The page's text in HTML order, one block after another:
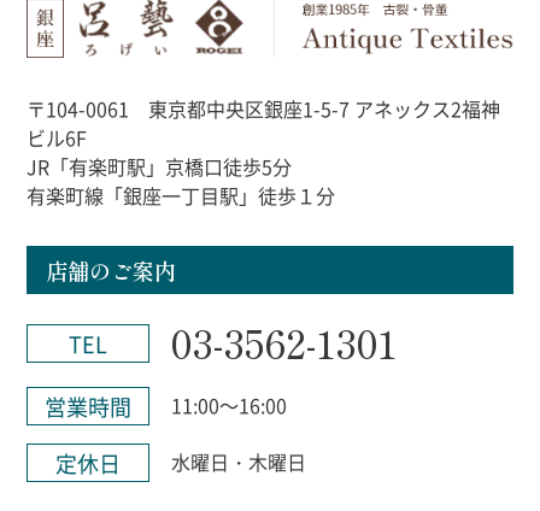
〒104-0061 東京都中央区銀座1-5-7 アネックス2福神
ビル6F
JR「有楽町駅」京橋口徒歩5分
有楽町線「銀座一丁目駅」徒歩１分
店舗のご案内
TEL 03-3562-1301
営業時間 11:00～16:00
定休日 水曜日・木曜日